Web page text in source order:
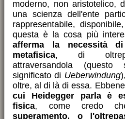
moderno, non aristotelico,
una scienza dell'ente
rappresentabile,
questa è la cosa più
afferma la necessità
metafisica, di
attraversandola
significato di Ueberwindung
oltre, al di là di essa.
cui Heidegger parla è
fisica, come credo
superamento, o